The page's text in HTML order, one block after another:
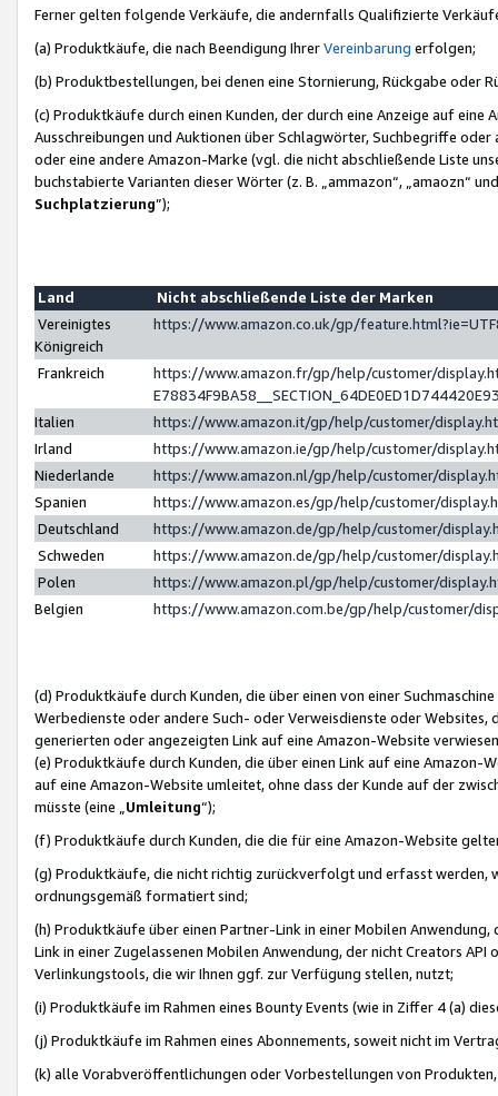
Ferner gelten folgende Verkäufe, die andernfalls Qualifizierte
(a) Produktkäufe, die nach Beendigung IhrerVereinbarung erfolgen;
(b) Produktbestellungen, bei denen eine Stornierung, Rückgabe oder
(c) Produktkäufe durch einen Kunden, der durch eine Anzeige auf
Ausschreibungen und Auktionen über Schlagwörter, Suchbegriffe
oder eine andere Amazon-Marke (vgl. die nicht abschließende Liste
buchstabierte Varianten dieser Wörter (z. B. „ammazon“, „amaozn“
Suchplatzierung”);
Land
Nicht abschließende Liste der Marken
Vereinigtes
Königreich
https://www.amazon.co.uk/gp/
Frankreich
https://www.amazon.fr/gp/help/customer/
Italien
https://www.amazon.it/gp/help/customer/
Irland
https://www.amazon.ie/gp/help/customer/
Niederlande
https://www.amazon.nl/gp/help/customer/
Spanien
https://www.amazon.es/gp/help/customer/
Deutschland
https://www.amazon.de/gp/help/customer/
Schweden
https://www.amazon.de/gp/help/customer/
Polen
https://www.amazon.pl/gp/help/customer/
Belgien
https://www.amazon.com.be/gp/help/customer/
(d) Produktkäufe durch Kunden, die über einen von einer
Werbedienste oder andere Such- oder Verweisdienste oder Websites,
generierten oder angezeigten Link auf eine Amazon-Website
(e) Produktkäufe durch Kunden, die über einen Link auf eine
auf eine Amazon-Website umleitet, ohne dass der Kunde auf der
müsste (eine „ Umleitung“);
(f) Produktkäufe durch Kunden, die die für eine Amazon-Website
(g) Produktkäufe, die nicht richtig zurückverfolgt und erfasst werden,
ordnungsgemäß formatiert sind;
(h) Produktkäufe über einen Partner-Link in einer Mobilen
Link in einer Zugelassenen Mobilen Anwendung, der nicht Creators
Verlinkungstools, die wir Ihnen ggf. zur Verfügung stellen, nutzt;
(i) Produktkäufe im Rahmen eines Bounty Events (wie in Ziffer 4 (a)
(j) Produktkäufe im Rahmen eines Abonnements, soweit nicht im
(k) alle Vorabveröffentlichungen oder Vorbestellungen von